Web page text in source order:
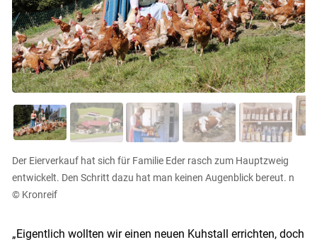
Der Eierverkauf hat sich für Familie Eder rasch zum Hauptzweig
entwickelt. Den Schritt dazu hat man keinen Augenblick bereut. n
© Kronreif
„Eigentlich wollten wir einen neuen Kuhstall errichten, doch